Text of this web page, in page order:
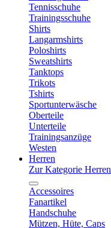
Tennisschuhe
Trainingsschuhe
Shirts
Langarmshirts
Poloshirts
Sweatshirts
Tanktops
Trikots
Tshirts
Sportunterwäsche
Oberteile
Unterteile
Trainingsanzüge
Westen
Herren
Zur Kategorie Herren
Accessoires
Fanartikel
Handschuhe
Mützen, Hüte, Caps